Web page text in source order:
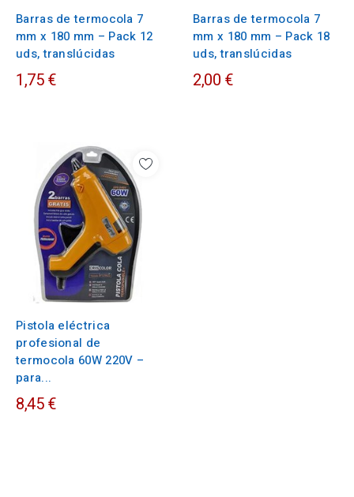
Barras de termocola 7
mm x 180 mm – Pack 12
uds, translúcidas
1,75 €
Barras de termocola 7
mm x 180 mm – Pack 18
uds, translúcidas
2,00 €
Pistola eléctrica
profesional de
termocola 60W 220V –
para...
8,45 €